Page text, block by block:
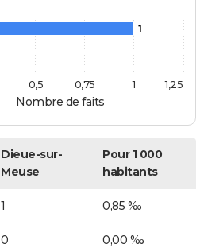
Nombre de faits
1
1
0,5 0,75 1,25
Dieue-sur-
Meuse
Pour 1 000
habitants
1 0,85 ‰
0 0,00 ‰